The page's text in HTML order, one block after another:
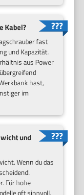
Kabel?
fast
und Kapazität.
aus Power
hast,
im
und
Wenn du das
Für hohe
oft sinnvoll.